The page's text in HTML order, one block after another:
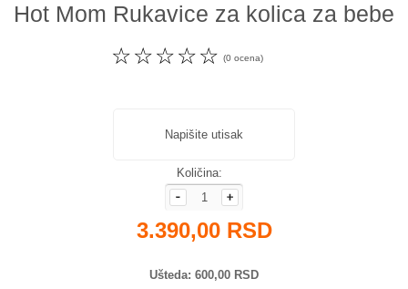
Hot Mom Rukavice za kolica za bebe
☆
☆
☆
☆
☆ (0 ocena)
Napišite utisak
Količina:
3.390,00 RSD
Ušteda 600,00 RSD